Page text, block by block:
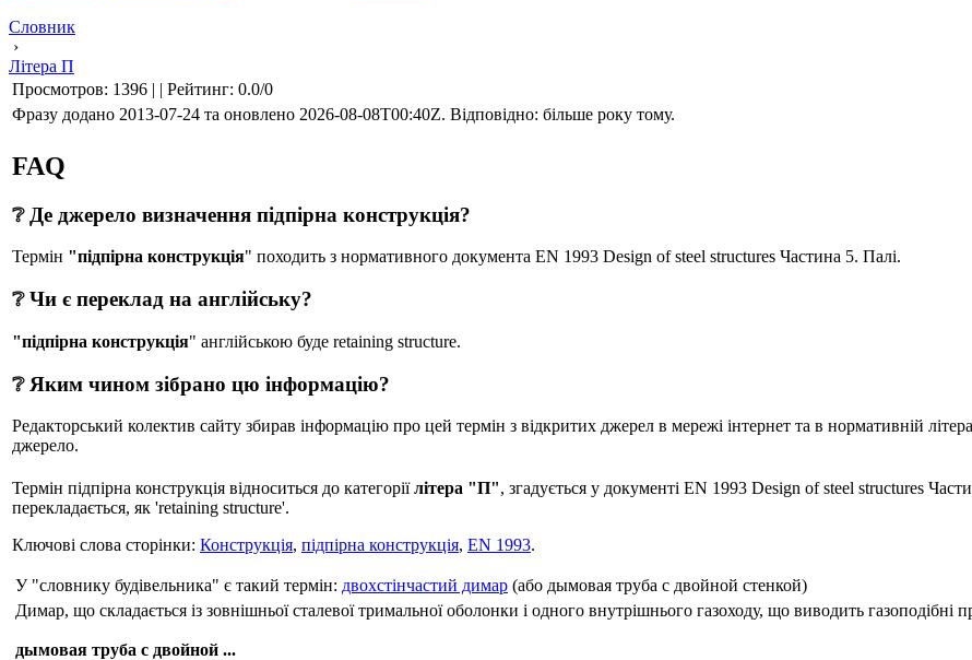
Словник
›
Літера П
Просмотров: 1396 | | Рейтинг: 0.0/0
Фразу додано 2013-07-24 та оновлено 2026-08-08T00:40Z. Відповідно: більше року тому.
FAQ
❔ Де джерело визначення підпірна конструкція?
Термін "підпірна конструкція" походить з нормативного документа EN 1993 Design of steel structures Частина 5. Палі.
❔ Чи є переклад на англійську?
"підпірна конструкція" англійською буде retaining structure.
❔ Яким чином зібрано цю інформацію?
Редакторський колектив сайту збирав інформацію про цей термін з відкритих джерел в мережі інтернет та в нормативній
джерело.
Термін підпірна конструкція відноситься до категоріїлітера "П", згадується у документі EN 1993 Design of steel structures
перекладається, як 'retaining structure'.
Ключові слова сторінки: Конструкція, підпірна конструкція, EN 1993.
У "словнику будівельника" є такий термін: двохстінчастий димар (або дымовая труба с двойной стенкой)
Димар, що складається із зовнішньої сталевої тримальної оболонки і одного внутрішнього газоходу, що виводить газоподібні
дымовая труба с двойной ...